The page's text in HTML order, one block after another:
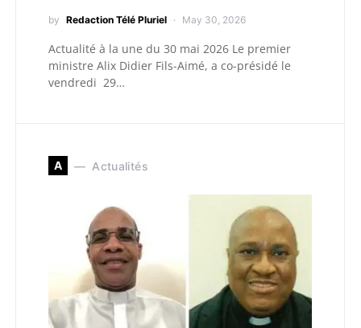
by Redaction Télé Pluriel May 30, 2026
Actualité à la une du 30 mai 2026 Le premier
ministre Alix Didier Fils-Aimé, a co-présidé le
vendredi 29…
A Actualités